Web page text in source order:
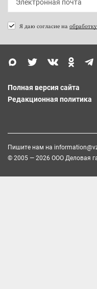
Я даю согласие на
Полная версия сайта
Редакционная политика
Пишите нам на
© 2005 — 2026 ООО Деловая